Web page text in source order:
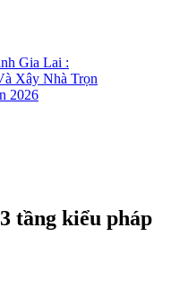
tầng kiểu pháp